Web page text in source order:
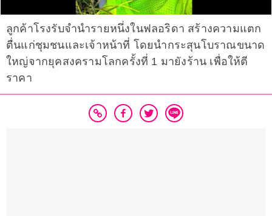
ลูกค้าโรงรับจำนำรายหนึ่งในฟลอริดา สร้างความแตก
ตื่นแก่ชุมชนและเจ้าหน้าที่ โดยนำกระสุนโบราณขนาด
ใหญ่จากยุคสงครามโลกครั้งที่ 1 มายังร้าน เพื่อให้ตี
ราคา